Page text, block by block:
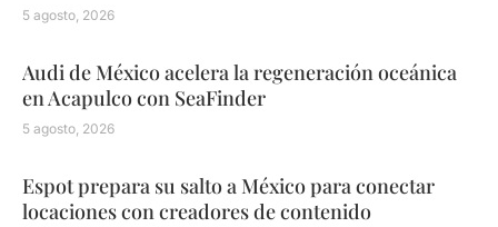
5 agosto, 2026
Audi de México acelera la regeneración oceánica
en Acapulco con SeaFinder
5 agosto, 2026
Espot prepara su salto a México para conectar
locaciones con creadores de contenido